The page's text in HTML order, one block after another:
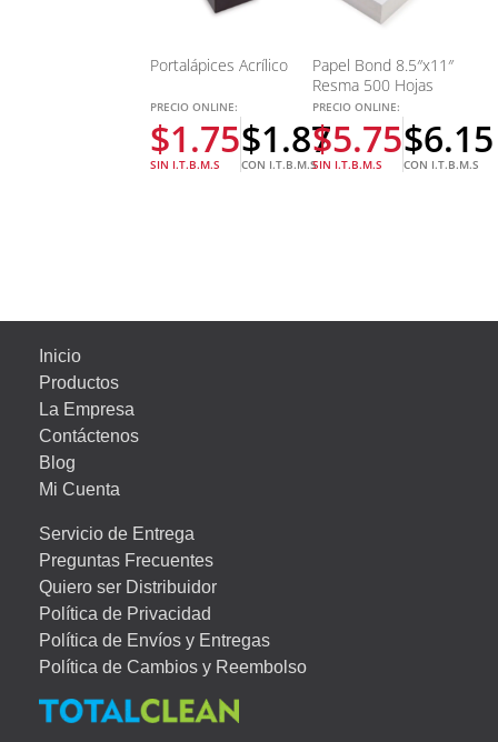
Portalápices Acrílico
PRECIO ONLINE:
$1.75
SIN I.T.B.M.S
$1.87
CON I.T.B.M.S
Papel Bond 8.5″x11″
Resma 500 Hojas
PRECIO ONLINE:
$5.75
SIN I.T.B.M.S
$6.15
CON I.T.B.M.S
Inicio
Productos
La Empresa
Contáctenos
Blog
Mi Cuenta
Servicio de Entrega
Preguntas Frecuentes
Quiero ser Distribuidor
Política de Privacidad
Política de Envíos y Entregas
Política de Cambios y Reembolso